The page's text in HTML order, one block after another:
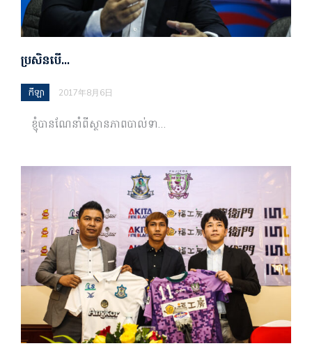
ប្រសិនបើ…
កីឡា 2017年8月6日
ខ្ញុំ​បាន​ណែនាំ​ពី​ស្ថានភាព​បាល់ទា…